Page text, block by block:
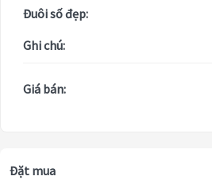
Đuôi số đẹp:
Ghi chú:
Giá bán:
Đặt mua